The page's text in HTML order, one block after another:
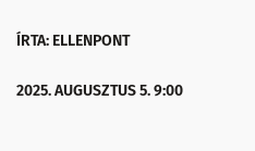
ÍRTA: ELLENPONT
2025. AUGUSZTUS 5. 9:00